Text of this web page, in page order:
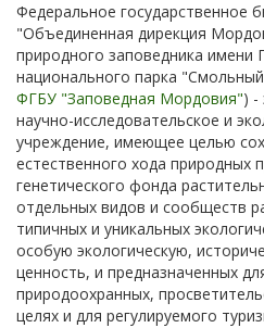
Федеральное государственное
"Объединенная дирекция
природного заповедника имени
национального парка
ФГБУ "Заповедная Мордовия") -
научно-исследовательское и
учреждение, имеющее целью
естественного хода природных
генетического фонда
отдельных видов и сообществ
типичных и уникальных
особую экологическую,
ценность, и предназначенных
природоохранных,
целях и для регулируемого